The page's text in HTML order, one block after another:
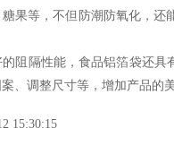
果等，不但防潮防氧化，还
隔性能，食品铝箔袋还具有
、调整尺寸等，增加产品的
15:30:15